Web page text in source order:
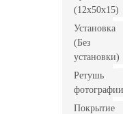
(12x50x15)
Установка
(Без
установки)
Ретушь
фотографии
Покрытие